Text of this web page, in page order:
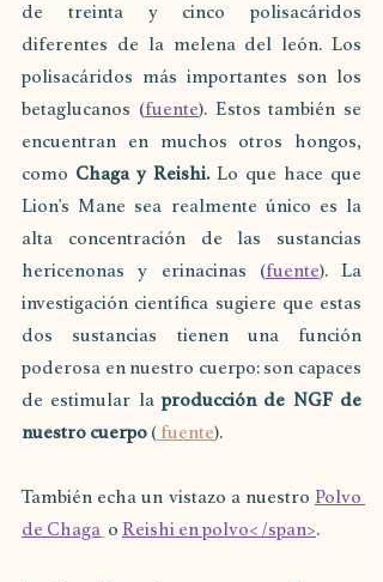
de treinta y cinco polisacáridos
diferentes de la melena del león. Los
polisacáridos más importantes son los
betaglucanos (fuente). Estos también se
encuentran en muchos otros hongos,
como Chaga y Reishi. Lo que hace que
Lion's Mane sea realmente único es la
alta concentración de las sustancias
hericenonas y erinacinas (fuente). La
investigación científica sugiere que estas
dos sustancias tienen una función
poderosa en nuestro cuerpo: son capaces
de estimular la producción de NGF de
nuestro cuerpo ( fuente).
También echa un vistazo a nuestro Polvo
de Chaga o Reishi en polvo< /span>.